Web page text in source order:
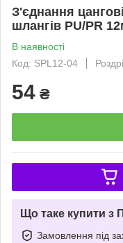
З'єднання
шлангів PU/PR
В наявності
Код: SPL12-04
54 ₴
Що таке купити з
Замовлення під